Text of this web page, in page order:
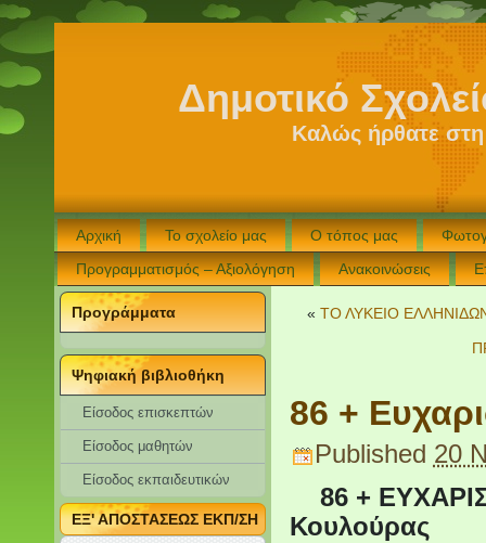
Δημοτικό
Καλώς ήρθατε
Αρχική Το σχολείο μας Ο τόπος μας
Προγραμματισμός – Αξιολόγηση
Ανακοινώσεις
Προγράμματα
Ψηφιακή βιβλιοθήκη
Είσοδος επισκεπτών
Eίσοδος μαθητών
Είσοδος εκπαιδευτικών
ΕΞ' ΑΠΟΣΤΑΣΕΩΣ ΕΚΠ/ΣΗ
« ΤΟ ΛΥΚΕΙΟ
86 +
Published 20
86 +
Κουλούρας